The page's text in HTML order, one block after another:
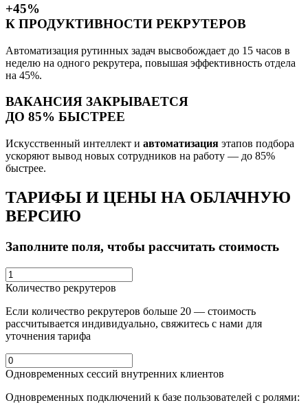
+45%
К ПРОДУКТИВНОСТИ РЕКРУТЕРОВ
Автоматизация рутинных задач высвобождает до 15 часов в
неделю на одного рекрутера, повышая эффективность отдела
на 45%.
ВАКАНСИЯ ЗАКРЫВАЕТСЯ
ДО 85% БЫСТРЕЕ
Искусственный интеллект и автоматизация этапов подбора
ускоряют вывод новых сотрудников на работу — до 85%
быстрее.
ТАРИФЫ И ЦЕНЫ НА ОБЛАЧНУЮ
ВЕРСИЮ
Заполните поля, чтобы рассчитать стоимость
Количество рекрутеров
Если количество рекрутеров больше 20 — стоимость
рассчитывается индивидуально, свяжитесь с нами для
уточнения тарифа
Одновременных сессий внутренних клиентов
Одновременных подключений к базе пользователей с ролями: